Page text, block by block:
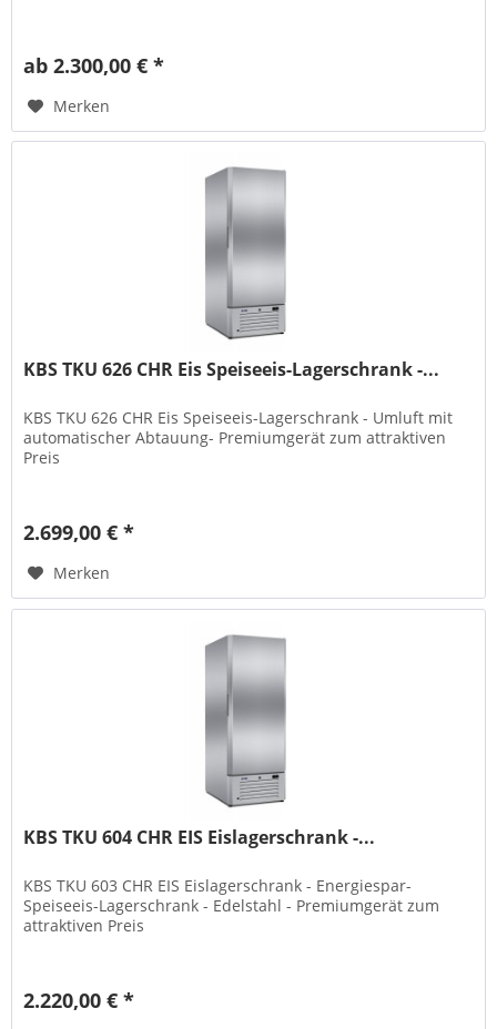
ab 2.300,00 € *
Merken
KBS TKU 626 CHR Eis Speiseeis-Lagerschrank -...
KBS TKU 626 CHR Eis Speiseeis-Lagerschrank - Umluft mit
automatischer Abtauung- Premiumgerät zum attraktiven
Preis
2.699,00 € *
Merken
KBS TKU 604 CHR EIS Eislagerschrank -...
KBS TKU 603 CHR EIS Eislagerschrank - Energiespar-
Speiseeis-Lagerschrank - Edelstahl - Premiumgerät zum
attraktiven Preis
2.220,00 € *